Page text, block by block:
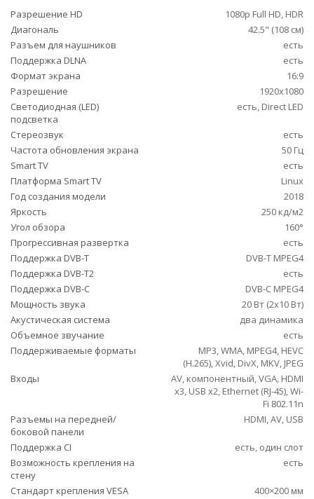
Разрешение HD
1080p Full HD, HDR
Диагональ
42.5" (108 см)
Разъем для наушников
есть
Поддержка DLNA
есть
Формат экрана
16:9
Разрешение
1920x1080
Светодиодная (LED)
подсветка
есть, Direct LED
Стереозвук
есть
Частота обновления экрана
50 Гц
Smart TV
есть
Платформа Smart TV
Linux
Год создания модели
2018
Яркость
250 кд/м2
Угол обзора
160°
Прогрессивная развертка
есть
Поддержка DVB-T
DVB-T MPEG4
Поддержка DVB-T2
есть
Поддержка DVB-C
DVB-C MPEG4
Мощность звука
20 Вт (2х10 Вт)
Акустическая система
два динамика
Объемное звучание
есть
Поддерживаемые форматы
MP3, WMA, MPEG4, HEVC
(H.265), Xvid, DivX, MKV, JPEG
Входы
AV, компонентный, VGA, HDMI
x3, USB x2, Ethernet (RJ-45), Wi-
Fi 802.11n
Разъемы на передней/
боковой панели
HDMI, AV, USB
Поддержка CI
есть, один слот
Возможность крепления на
стену
есть
Стандарт крепления VESA
400×200 мм